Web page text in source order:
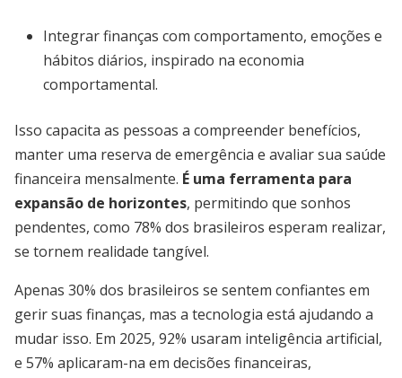
Integrar finanças com comportamento, emoções e
hábitos diários, inspirado na economia
comportamental.
Isso capacita as pessoas a compreender benefícios,
manter uma reserva de emergência e avaliar sua saúde
financeira mensalmente. É uma ferramenta para
expansão de horizontes, permitindo que sonhos
pendentes, como 78% dos brasileiros esperam realizar,
se tornem realidade tangível.
Apenas 30% dos brasileiros se sentem confiantes em
gerir suas finanças, mas a tecnologia está ajudando a
mudar isso. Em 2025, 92% usaram inteligência artificial,
e 57% aplicaram-na em decisões financeiras,